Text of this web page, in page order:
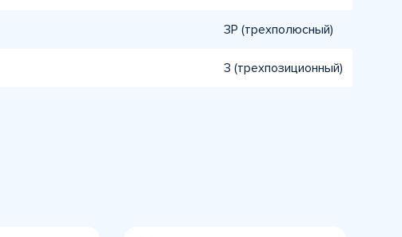
3P (трехполюсный)
3 (трехпозиционный)